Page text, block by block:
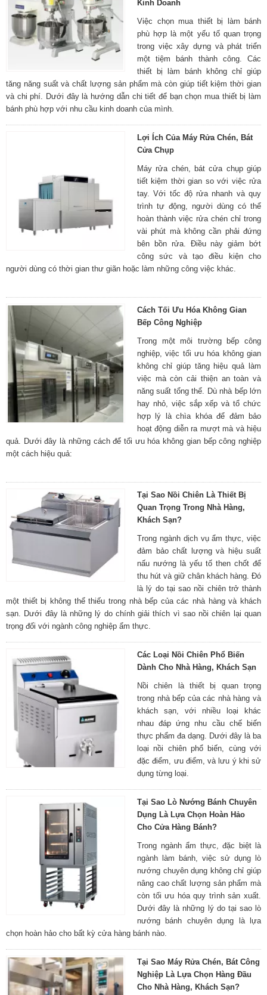
Kinh Doanh
Việc chọn mua thiết bị làm bánh
phù hợp là một yếu tố quan trọng
trong việc xây dựng và phát triển
một tiệm bánh thành công. Các
thiết bị làm bánh không chỉ giúp
tăng năng suất và chất lượng sản phẩm mà còn giúp tiết kiệm thời gian
và chi phí. Dưới đây là hướng dẫn chi tiết để bạn chọn mua thiết bị làm
bánh phù hợp với nhu cầu kinh doanh của mình.
Lợi Ích Của Máy Rửa Chén, Bát
Cửa Chụp
Máy rửa chén, bát cửa chụp giúp
tiết kiệm thời gian so với việc rửa
tay. Với tốc độ rửa nhanh và quy
trình tự động, người dùng có thể
hoàn thành việc rửa chén chỉ trong
vài phút mà không cần phải đứng
bên bồn rửa. Điều này giảm bớt
công sức và tạo điều kiện cho
người dùng có thời gian thư giãn hoặc làm những công việc khác.
Cách Tối Ưu Hóa Không Gian
Bếp Công Nghiệp
Trong một môi trường bếp công
nghiệp, việc tối ưu hóa không gian
không chỉ giúp tăng hiệu quả làm
việc mà còn cải thiện an toàn và
năng suất tổng thể. Dù nhà bếp lớn
hay nhỏ, việc sắp xếp và tổ chức
hợp lý là chìa khóa để đảm bảo
hoạt động diễn ra mượt mà và hiệu
quả. Dưới đây là những cách để tối ưu hóa không gian bếp công nghiệp
một cách hiệu quả:
Tại Sao Nồi Chiên Là Thiết Bị
Quan Trọng Trong Nhà Hàng,
Khách Sạn?
Trong ngành dịch vụ ẩm thực, việc
đảm bảo chất lượng và hiệu suất
nấu nướng là yếu tố then chốt để
thu hút và giữ chân khách hàng. Đó
là lý do tại sao nồi chiên trở thành
một thiết bị không thể thiếu trong nhà bếp của các nhà hàng và khách
sạn. Dưới đây là những lý do chính giải thích vì sao nồi chiên lại quan
trọng đối với ngành công nghiệp ẩm thực.
Các Loại Nồi Chiên Phổ Biến
Dành Cho Nhà Hàng, Khách Sạn
Nồi chiên là thiết bị quan trọng
trong nhà bếp của các nhà hàng và
khách sạn, với nhiều loại khác
nhau đáp ứng nhu cầu chế biến
thực phẩm đa dạng. Dưới đây là ba
loại nồi chiên phổ biến, cùng với
đặc điểm, ưu điểm, và lưu ý khi sử
dụng từng loại.
Tại Sao Lò Nướng Bánh Chuyên
Dụng Là Lựa Chọn Hoàn Hảo
Cho Cửa Hàng Bánh?
Trong ngành ẩm thực, đặc biệt là
ngành làm bánh, việc sử dụng lò
nướng chuyên dụng không chỉ giúp
nâng cao chất lượng sản phẩm mà
còn tối ưu hóa quy trình sản xuất.
Dưới đây là những lý do tại sao lò
nướng bánh chuyên dụng là lựa
chọn hoàn hảo cho bất kỳ cửa hàng bánh nào.
Tại Sao Máy Rửa Chén, Bát Công
Nghiệp Là Lựa Chọn Hàng Đầu
Cho Nhà Hàng, Khách Sạn?